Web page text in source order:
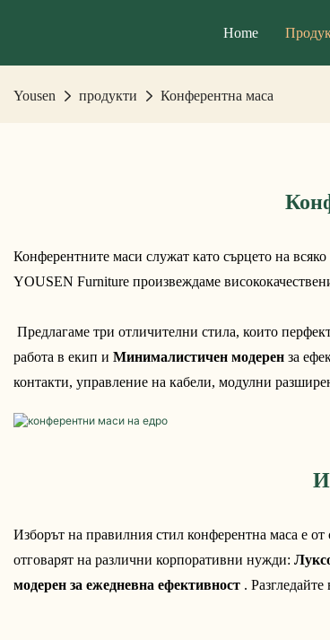
Home
Yousen продукти Конферентна маса
Конферентните маси служат като сърцето на
YOUSEN Furniture произвеждаме
Предлагаме три отличителни стила, които
работа в екип и Минималистичен модерен за
контакти, управление на кабели, модулни
Изборът на правилния стил конферентна маса е
отговарят на различни корпоративни нужди:
модерен за ежедневна ефективност .